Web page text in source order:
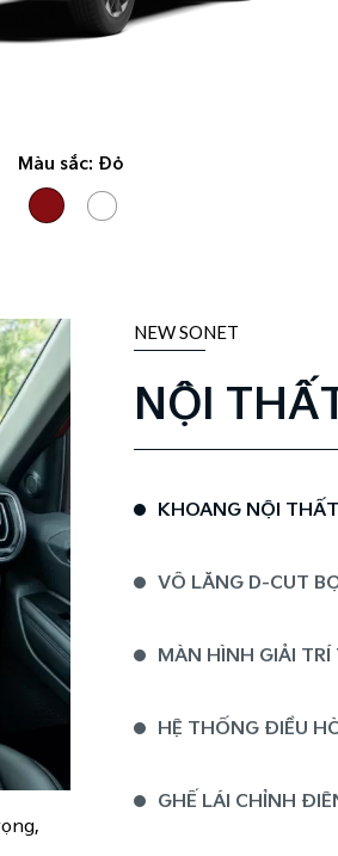
Màu sắc: Đỏ
NEW SONET
NỘI
KHOANG NỘI
VÔ LĂNG D-CUT​
MÀN HÌNH GIẢI TRÍ
HỆ THỐNG ĐIỀU
GHẾ LÁI CHỈNH